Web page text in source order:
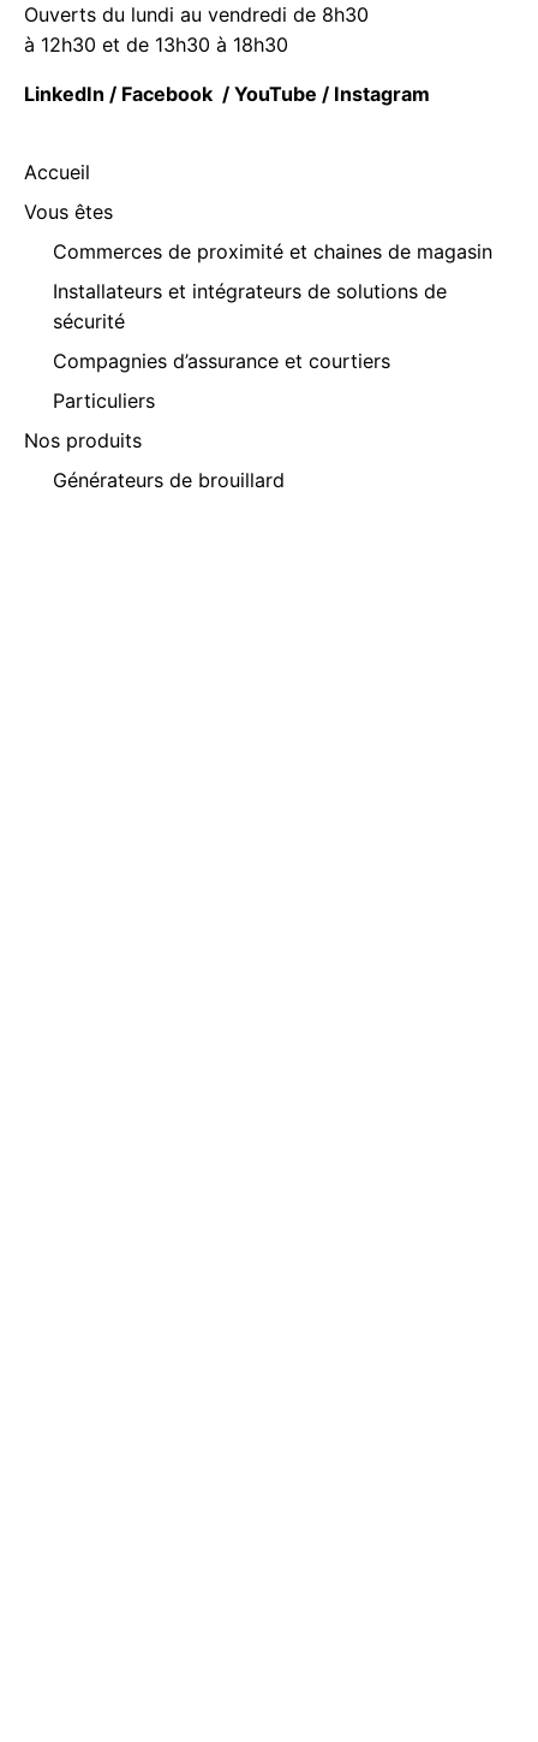
Ouverts du lundi au vendredi de 8h30
à 12h30 et de 13h30 à 18h30
LinkedIn / Facebook / YouTube / Instagram
Accueil
Vous êtes
Commerces de proximité et chaines de magasin
Installateurs et intégrateurs de solutions de
sécurité
Compagnies d’assurance et courtiers
Particuliers
Nos produits
Générateurs de brouillard